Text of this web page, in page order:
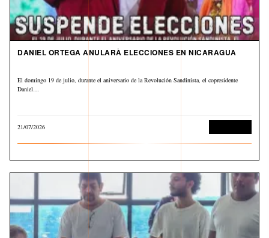
DANIEL ORTEGA ANULARÀ ELECCIONES EN NICARAGUA
El domingo 19 de julio, durante el aniversario de la Revolución Sandinista, el copresidente
Daniel…
21/07/2026